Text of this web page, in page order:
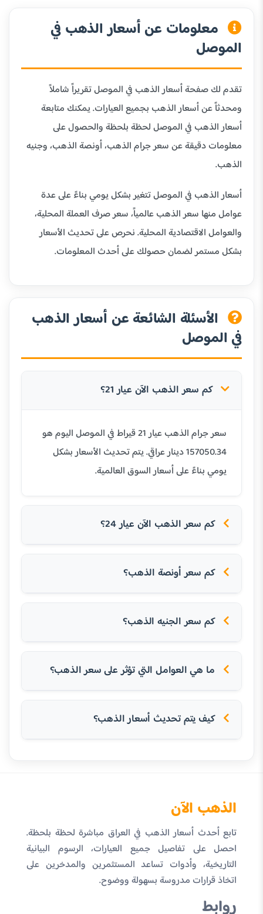
معلومات عن أسعار الذهب في
الموصل
تقدم لك صفحة أسعار الذهب في الموصل تقريراً شاملاً
ومحدثاً عن أسعار الذهب بجميع العيارات. يمكنك متابعة
أسعار الذهب في الموصل لحظة بلحظة والحصول على
معلومات دقيقة عن سعر جرام الذهب، أونصة الذهب، وجنيه
الذهب.
أسعار الذهب في الموصل تتغير بشكل يومي بناءً على عدة
عوامل منها سعر الذهب عالمياً، سعر صرف العملة المحلية،
والعوامل الاقتصادية المحلية. نحرص على تحديث الأسعار
بشكل مستمر لضمان حصولك على أحدث المعلومات.
الأسئلة الشائعة عن أسعار الذهب
في الموصل
كم سعر الذهب الآن عيار 21؟
سعر جرام الذهب عيار 21 قيراط في الموصل اليوم هو
157050.34 دينار عراقي. يتم تحديث الأسعار بشكل
يومي بناءً على أسعار السوق العالمية.
كم سعر الذهب الآن عيار 24؟
كم سعر أونصة الذهب؟
كم سعر الجنيه الذهب؟
ما هي العوامل التي تؤثر على سعر الذهب؟
كيف يتم تحديث أسعار الذهب؟
الذهب الآن
تابع أحدث أسعار الذهب في العراق مباشرة لحظة بلحظة.
احصل على تفاصيل جميع العيارات، الرسوم البيانية
التاريخية، وأدوات تساعد المستثمرين والمدخرين على
اتخاذ قرارات مدروسة بسهولة ووضوح.
روابط